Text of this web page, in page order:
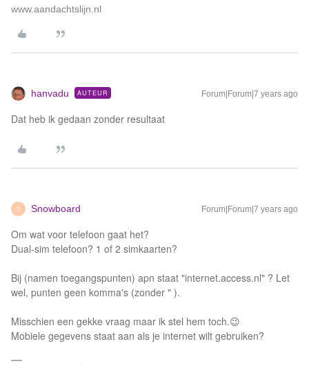
www.aandachtslijn.nl
hanvadu AUTEUR Forum|Forum|7 years ago
Dat heb ik gedaan zonder resultaat
S Snowboard Forum|Forum|7 years ago
Om wat voor telefoon gaat het?
Dual-sim telefoon? 1 of 2 simkaarten?
Bij (namen toegangspunten) apn staat "internet.access.nl" ? Let
wel, punten geen komma's (zonder " ).
Misschien een gekke vraag maar ik stel hem toch.😉
Mobiele gegevens staat aan als je internet wilt gebruiken?